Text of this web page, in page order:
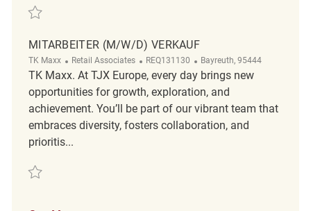
Save Minijobber im Verkauf (w/m/d) REQ134177
MITARBEITER (M/W/D) VERKAUF
TK Maxx Category
Retail Associates ReqId
REQ131130 Location
Bayreuth, 95444
TK Maxx. At TJX Europe, every day brings new
opportunities for growth, exploration, and
achievement. You’ll be part of our vibrant team that
embraces diversity, fosters collaboration, and
prioritis...
Save Mitarbeiter (m/w/d) Verkauf REQ131130